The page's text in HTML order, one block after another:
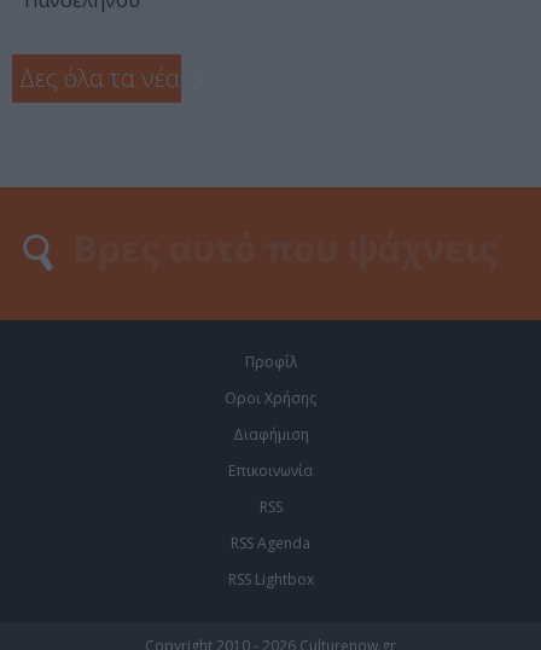
Δες όλα τα νέα
Προφίλ
Οροι Χρήσης
Διαφήμιση
Επικοινωνία
RSS
RSS Agenda
RSS Lightbox
Copyright 2010 - 2026 Culturenow.gr